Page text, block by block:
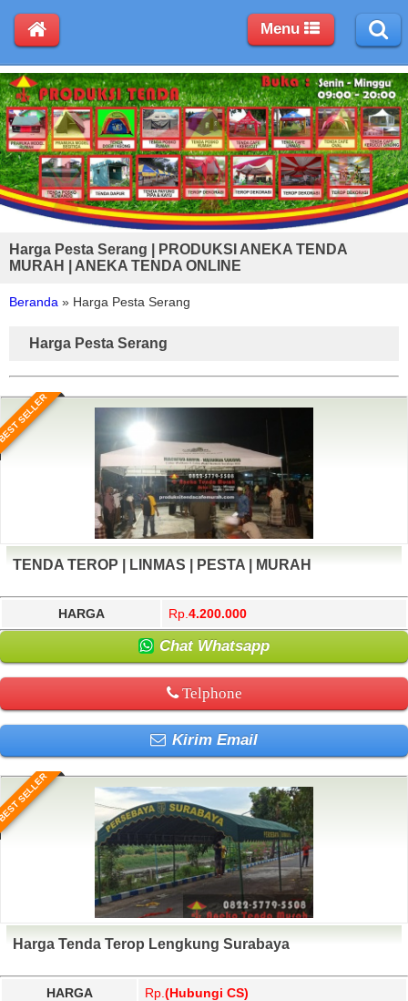
Harga Pesta Serang | PRODUKSI ANEKA TENDA
MURAH | ANEKA TENDA ONLINE
Beranda » Harga Pesta Serang
Harga Pesta Serang
SELLER
TENDA TEROP | LINMAS | PESTA | MURAH
HARGA Rp. 4.200.000
Chat Whatsapp
Telphone
Kirim Email
SELLER
Harga Tenda Terop Lengkung Surabaya
HARGA Rp. (Hubungi CS)
Menu